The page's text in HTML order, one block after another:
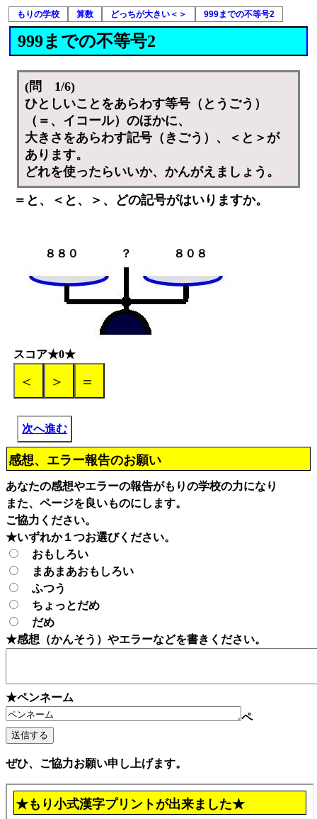
もりの学校 算数 どっちが大きい＜＞ 999までの不等号2
999までの不等号2
(問 1/6)
ひとしいことをあらわす等号（とうごう）
（＝、イコール）のほかに、
大きさをあらわす記号（きごう）、＜と＞が
あります。
どれを使ったらいいか、かんがえましょう。
＝と、＜と、＞、どの記号がはいりますか。
８８０ ？ ８０８
スコア★0★
次へ進む
感想、エラー報告のお願い
あなたの感想やエラーの報告がもりの学校の力になり
また、ページを良いものにします。
ご協力ください。
★いずれか１つお選びください。
おもしろい
まあまあおもしろい
ふつう
ちょっとだめ
だめ
★感想（かんそう）やエラーなどを書きください。
★ペンネーム
ペ
ぜひ、ご協力お願い申し上げます。